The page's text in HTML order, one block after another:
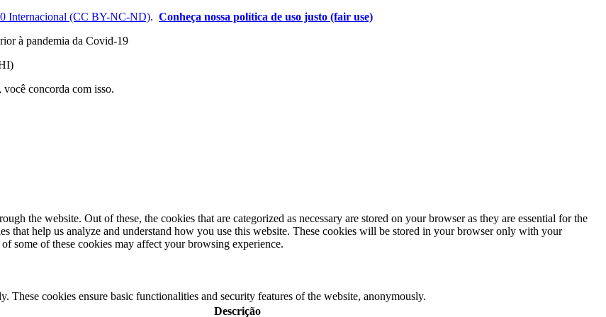
Internacional (CC BY-NC-ND). Conheça nossa política de uso justo (fair use)
à pandemia da Covid-19
você concorda com isso.
the website. Out of these, the cookies that are categorized as necessary are stored on your browser as they are essential for the
that help us analyze and understand how you use this website. These cookies will be stored in your browser only with your
some of these cookies may affect your browsing experience.
These cookies ensure basic functionalities and security features of the website, anonymously.
Descrição